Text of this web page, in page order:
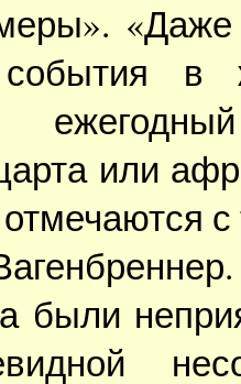
«Даже
в
или
были